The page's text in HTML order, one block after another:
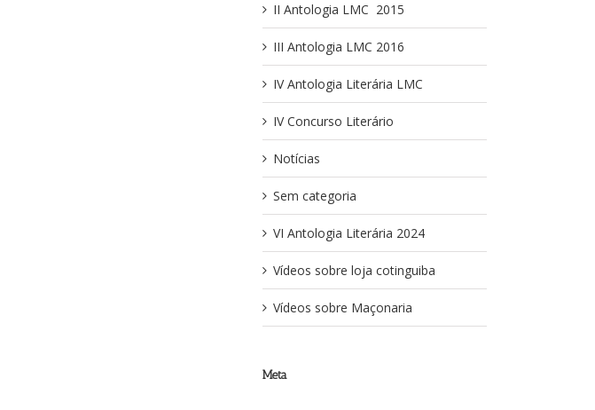
II Antologia LMC ­ 2015
III Antologia LMC 2016
IV Antologia Literária LMC
IV Concurso Literário
Notícias
Sem categoria
VI Antologia Literária 2024
Vídeos sobre loja cotinguiba
Vídeos sobre Maçonaria
Meta